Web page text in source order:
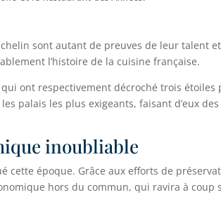
sont autant de preuves de leur talent
l’histoire de la cuisine française.
qui ont respectivement décroché trois étoiles
palais les plus exigeants, faisant d’eux des
inoubliable
cette époque. Grâce aux efforts de
hors du commun, qui ravira à coup